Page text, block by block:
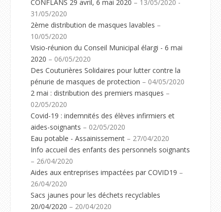
CONFLANS 29 avril, 6 mai 2020 – 13/05/2020 -
31/05/2020
2ème distribution de masques lavables –
10/05/2020
Visio-réunion du Conseil Municipal élargi - 6 mai
2020 – 06/05/2020
Des Couturières Solidaires pour lutter contre la
pénurie de masques de protection – 04/05/2020
2 mai : distribution des premiers masques –
02/05/2020
Covid-19 : indemnités des élèves infirmiers et
aides-soignants – 02/05/2020
Eau potable - Assainissement – 27/04/2020
Info accueil des enfants des personnels soignants
– 26/04/2020
Aides aux entreprises impactées par COVID19 –
26/04/2020
Sacs jaunes pour les déchets recyclables
20/04/2020 – 20/04/2020